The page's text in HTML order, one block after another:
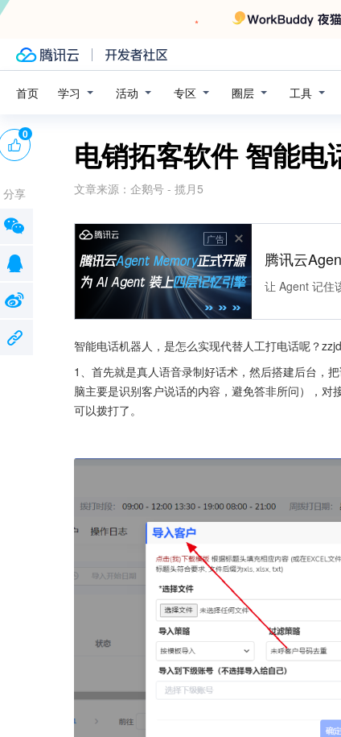
首页 学习 活动 专区 圈层 工具
电销拓客软件 智能电
文章来源： 企鹅号 - 揽月5
广告
腾讯云
让 Agent 记住
智能电话机器人，是怎么实现代替人工打电话呢？
1、首先就是真人语音录制好话术，然后搭建后台，
脑主要是识别客户说话的内容，避免答非所问），
可以拨打了。
0
分享